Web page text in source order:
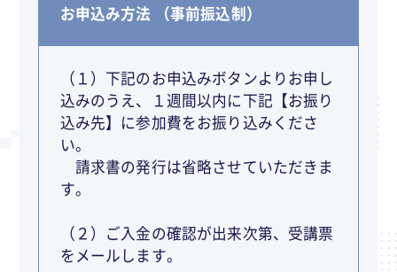
お申込み方法 （事前振込制）
（１）下記のお申込みボタンよりお申し
込みのうえ、１週間以内に下記【お振り
込み先】に参加費をお振り込みくださ
い。
請求書の発行は省略させていただきま
す。
（２）ご入金の確認が出来次第、受講票
をメールします。